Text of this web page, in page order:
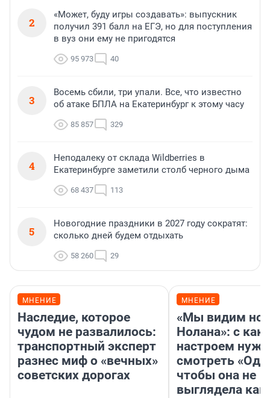
2
«Может, буду игры создавать»: выпускник
получил 391 балл на ЕГЭ, но для поступления
в вуз они ему не пригодятся
95 973 40
3
Восемь сбили, три упали. Все, что известно
об атаке БПЛА на Екатеринбург к этому часу
85 857 329
4
Неподалеку от склада Wildberries в
Екатеринбурге заметили столб черного дыма
68 437 113
5
Новогодние праздники в 2027 году сократят:
сколько дней будем отдыхать
58 260 29
МНЕНИЕ
Наследие, которое
чудом не развалилось:
транспортный эксперт
разнес миф о «вечных»
советских дорогах
МНЕНИЕ
«Мы видим
Нолана»: с
настроем
смотреть
чтобы она не
выглядела как